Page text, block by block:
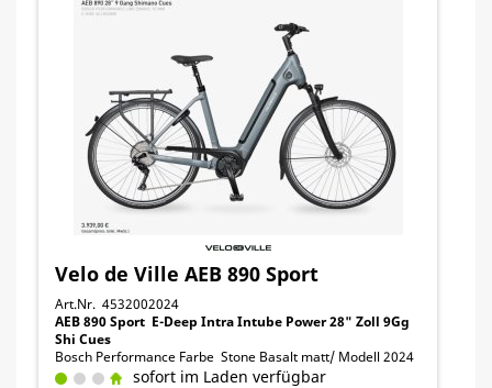
Velo de Ville AEB 890 Sport
Art.Nr. 4532002024
AEB 890 Sport E-Deep Intra Intube Power 28" Zoll 9Gg
Shi Cues
Bosch Performance Farbe Stone Basalt matt/ Modell 2024
sofort im Laden verfügbar